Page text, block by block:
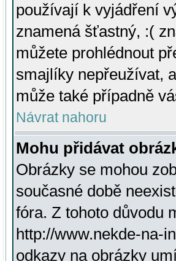
používají k vyjádření
znamená šťastný, :(
můžete prohlédnout
smajlíky nepřeužívat,
může také případně
Návrat nahoru
Mohu přidávat
Obrázky se mohou
současné době
fóra. Z tohoto důvodu
http://www.nekde-na-
odkazy na obrázky